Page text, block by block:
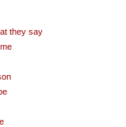
they say